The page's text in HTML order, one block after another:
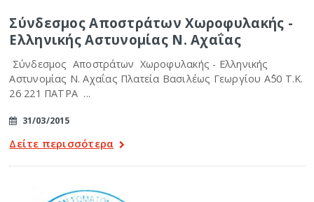
Σύνδεσμος Αποστράτων Χωροφυλακής -
Ελληνικής Αστυνομίας Ν. Αχαΐας
Σύνδεσμος Αποστράτων Χωροφυλακής - Ελληνικής
Αστυνομίας Ν. Αχαΐας Πλατεία Βασιλέως Γεωργίου Α΄50 Τ.Κ.
26 221 ΠΑΤΡΑ ...
31/03/2015
Δείτε περισσότερα